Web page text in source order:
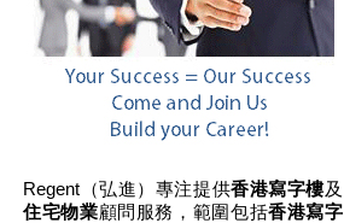
Regent（弘進）專注提供香港寫字樓及
住宅物業顧問服務，範圍包括香港寫字